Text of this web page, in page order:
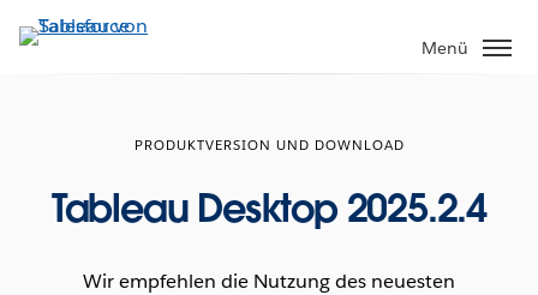
Direkt
zum
Menü
PRODUKTVERSION UND DOWNLOAD
Tableau Desktop 2025.2.4
Wir empfehlen die Nutzung des neuesten